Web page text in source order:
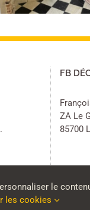
FB
ZA Le
85700
le
les cookies